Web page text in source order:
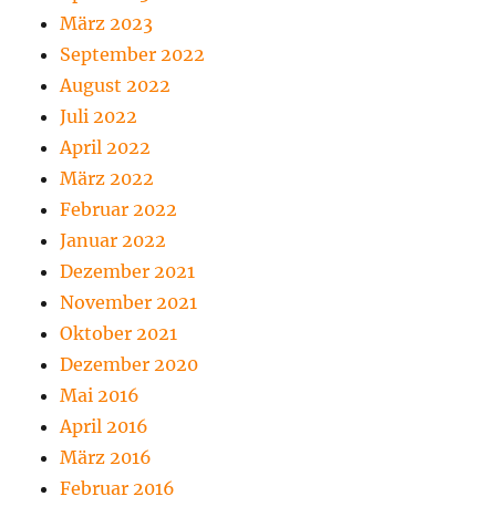
März 2023
September 2022
August 2022
Juli 2022
April 2022
März 2022
Februar 2022
Januar 2022
Dezember 2021
November 2021
Oktober 2021
Dezember 2020
Mai 2016
April 2016
März 2016
Februar 2016